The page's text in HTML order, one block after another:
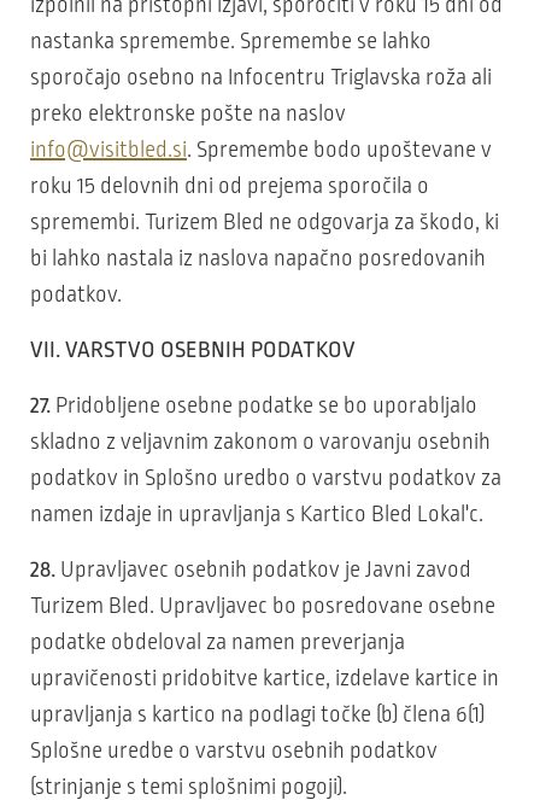
nastanka spremembe. Spremembe se lahko
sporočajo osebno na Infocentru Triglavska roža ali
preko elektronske pošte na naslov
info@visitbled.si. Spremembe bodo upoštevane v
roku 15 delovnih dni od prejema sporočila o
spremembi. Turizem Bled ne odgovarja za škodo, ki
bi lahko nastala iz naslova napačno posredovanih
podatkov.
VII. VARSTVO OSEBNIH PODATKOV
27. Pridobljene osebne podatke se bo uporabljalo
skladno z veljavnim zakonom o varovanju osebnih
podatkov in Splošno uredbo o varstvu podatkov za
namen izdaje in upravljanja s Kartico Bled Lokal'c.
28. Upravljavec osebnih podatkov je Javni zavod
Turizem Bled. Upravljavec bo posredovane osebne
podatke obdeloval za namen preverjanja
upravičenosti pridobitve kartice, izdelave kartice in
upravljanja s kartico na podlagi točke (b) člena 6(1)
Splošne uredbe o varstvu osebnih podatkov
(strinjanje s temi splošnimi pogoji).